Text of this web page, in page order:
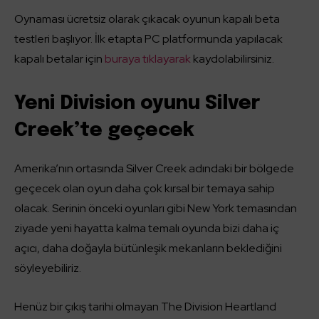
Oynaması ücretsiz olarak çıkacak oyunun kapalı beta
testleri başlıyor. İlk etapta PC platformunda yapılacak
kapalı betalar için buraya tıklayarak kaydolabilirsiniz.
Yeni Division oyunu Silver
Creek’te geçecek
Amerika’nın ortasında Silver Creek adındaki bir bölgede
geçecek olan oyun daha çok kırsal bir temaya sahip
olacak. Serinin önceki oyunları gibi New York temasından
ziyade yeni hayatta kalma temalı oyunda bizi daha iç
açıcı, daha doğayla bütünleşik mekanların beklediğini
söyleyebiliriz.
Henüz bir çıkış tarihi olmayan The Division Heartland